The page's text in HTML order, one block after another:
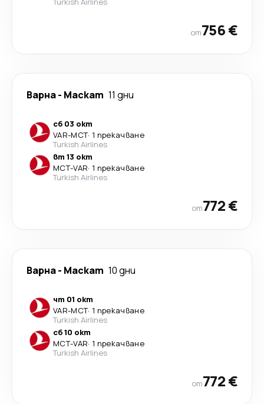
от756 €
Варна- Маскат 11 дни
сб 03 окт
VAR-MCT· 1 прекачване
Turkish Airlines
вт 13 окт
MCT-VAR· 1 прекачване
Turkish Airlines
от772 €
Варна- Маскат 10 дни
чт 01 окт
VAR-MCT· 1 прекачване
Turkish Airlines
сб 10 окт
MCT-VAR· 1 прекачване
Turkish Airlines
от772 €